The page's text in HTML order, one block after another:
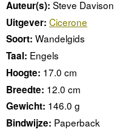
Auteur(s): Steve Davison
Uitgever: Cicerone
Soort: Wandelgids
Taal: Engels
Hoogte: 17.0 cm
Breedte: 12.0 cm
Gewicht: 146.0 g
Bindwijze: Paperback